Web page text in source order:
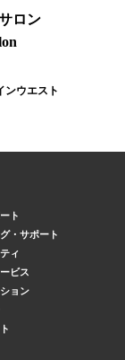
ロン
ンウエスト
ト
・サポート
ィ
ビス
ョン